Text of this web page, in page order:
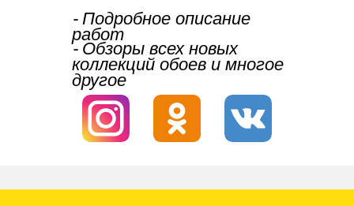
⁃ Обзоры всех новых
коллекций обоев и многое
другое
⁃ Подробное описание
работ